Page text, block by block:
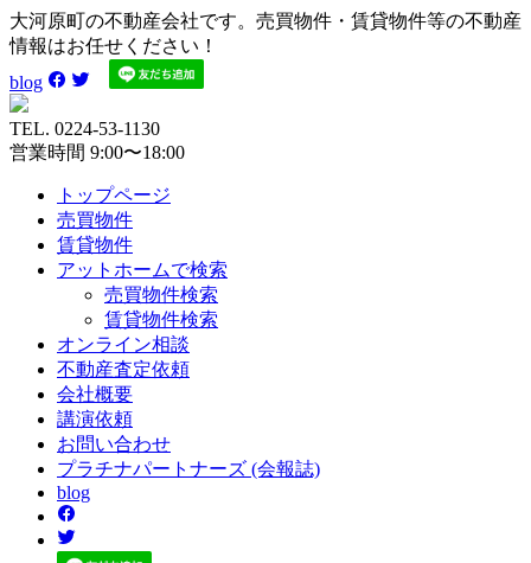
大河原町の不動産会社です。売買物件・賃貸物件等の不動産
情報はお任せください！
blog
TEL. 0224-53-1130
営業時間 9:00〜18:00
トップページ
売買物件
賃貸物件
アットホームで検索
売買物件検索
賃貸物件検索
オンライン相談
不動産査定依頼
会社概要
講演依頼
お問い合わせ
プラチナパートナーズ (会報誌)
blog